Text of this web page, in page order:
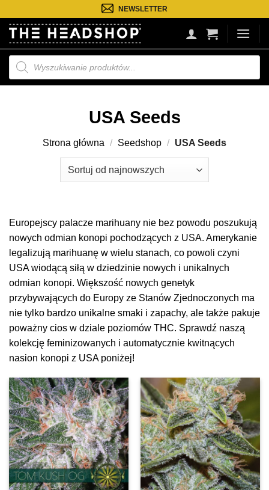
do
treści
NEWSLETTER
Wyszukiwarka
produktów
USA Seeds
Strona główna / Seedshop / USA Seeds
Europejscy palacze marihuany nie bez powodu poszukują
nowych odmian konopi pochodzących z USA. Amerykanie
legalizują marihuanę w wielu stanach, co powoli czyni
USA wiodącą siłą w dziedzinie nowych i unikalnych
odmian konopi. Większość nowych genetyk
przybywających do Europy ze Stanów Zjednoczonych ma
nie tylko bardzo unikalne smaki i zapachy, ale także pakuje
poważny cios w dziale poziomów THC. Sprawdź naszą
kolekcję feminizowanych i automatycznie kwitnących
nasion konopi z USA poniżej!